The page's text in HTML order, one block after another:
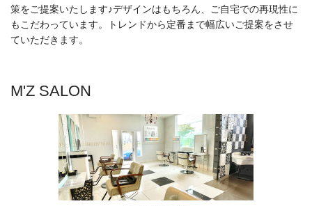
策をご提案いたします♪デザインはもちろん、ご自宅での再現性に
もこだわっています。トレンドから定番まで幅広いご提案をさせ
ていただきます。
M'Z SALON